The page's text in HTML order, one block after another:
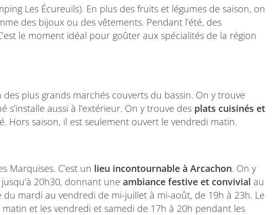
Les Écureuils). En plus des fruits et légumes de saison, on
des bijoux ou des vêtements. Pendant l’été, des
le moment idéal pour goûter aux spécialités de la région
des plus grands marchés couverts du bassin. On y trouve
aussi à l’extérieur. On y trouve des plats cuisinés et
Hors saison, il est seulement ouvert le vendredi matin.
Marquises. C’est un lieu incontournable à Arcachon. On y
20h30, donnant une ambiance festive et convivial au
mardi au vendredi de mi-juillet à mi-août, de 19h à 23h. Le
et les vendredi et samedi de 17h à 20h pendant les